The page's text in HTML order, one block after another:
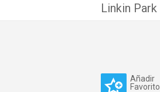
Linkin Park
Añadir
Favorito